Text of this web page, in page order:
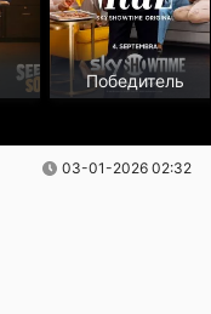
Победитель
03-01-2026 02:32